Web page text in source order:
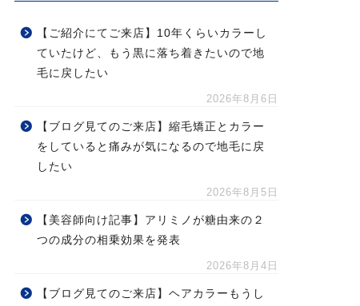
【ご紹介にてご来店】10年くらいカラーし
ていたけど、もう黒に落ち着きたいので地
毛に戻したい
2026年8月6日
【ブログ見てのご来店】縮毛矯正とカラー
をしていると痛みが気になるので地毛に戻
したい
2026年8月5日
【美容師向け記事】アリミノが糖由来の２
つの成分の相乗効果を発表
2026年8月4日
【ブログ見てのご来店】ヘアカラーもうし